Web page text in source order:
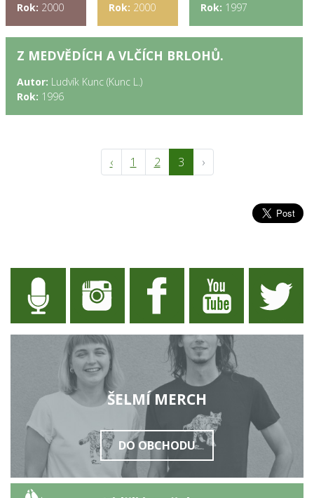
Rok: 2000
Rok: 2000
Rok: 1997
Z MEDVĚDÍCH A VLČÍCH BRLOHŮ.
Autor: Ludvík Kunc (Kunc L.)
Rok: 1996
‹ 1 2 3 ›
ŠELMÍ MERCH
DO OBCHODU